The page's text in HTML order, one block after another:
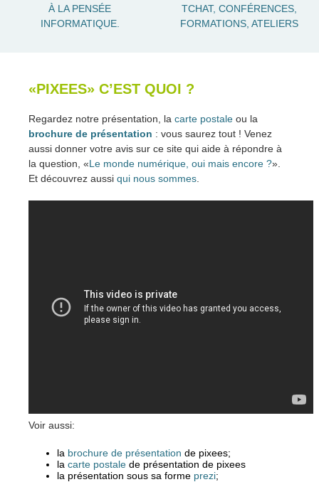
À LA PENSÉE
INFORMATIQUE.
TCHAT, CONFÉRENCES,
FORMATIONS, ATELIERS
«PIXEES» C’EST QUOI ?
Regardez notre présentation, la carte postale ou la
brochure de présentation : vous saurez tout ! Venez
aussi donner votre avis sur ce site qui aide à répondre à
la question, «Le monde numérique, oui mais encore ?».
Et découvrez aussi qui nous sommes
Voir aussi:
la brochure de présentation de pixees;
la carte postale de présentation de pixees
la présentation sous sa forme prezi;